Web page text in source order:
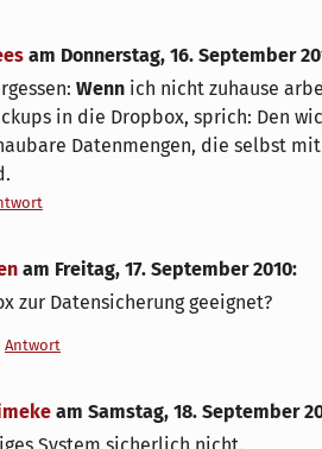
am Donnerstag, 16. September
Wenn ich nicht zuhause
in die Dropbox, sprich: Den
Datenmengen, die selbst
am Freitag, 17. September 2010:
zur Datensicherung geeignet?
Antwort
am Samstag, 18. September